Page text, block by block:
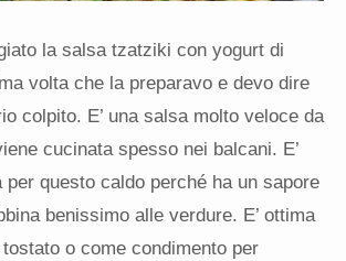
la salsa tzatziki con yogurt di
volta che la preparavo e devo dire
colpito. E’ una salsa molto veloce da
cucinata spesso nei balcani. E’
questo caldo perché ha un sapore
benissimo alle verdure. E’ ottima
o come condimento per